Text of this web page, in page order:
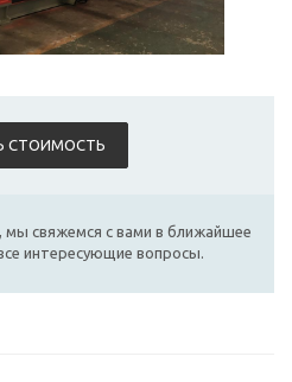
СТОИМОСТЬ
мы свяжемся с вами в ближайшее
интересующие вопросы.